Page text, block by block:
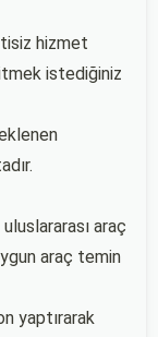
hizmet
istediğiniz
araç
araç temin
yaptırarak